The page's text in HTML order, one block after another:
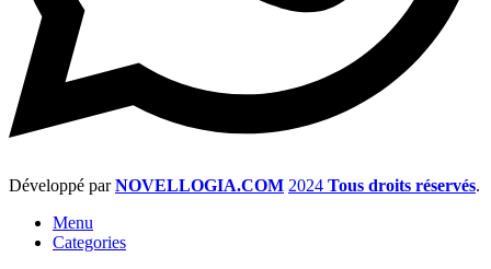
Développé parNOVELLOGIA.COM 2024 Tous droits réservés.
Menu
Categories